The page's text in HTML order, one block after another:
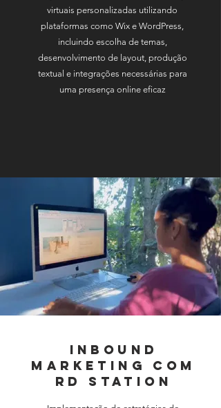
virtuais personalizadas utilizando
plataformas como Wix e WordPress,
incluindo escolha de temas,
desenvolvimento de layout, produção
textual e integrações necessárias para
uma presença online eficaz
Inbound
Marketing com
RD Station